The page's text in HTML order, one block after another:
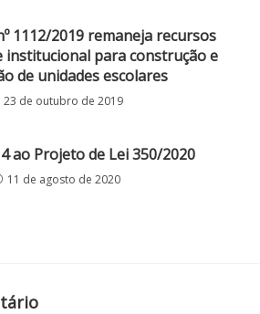
1112/2019 remaneja recursos
institucional para construção e
de unidades escolares
23 de outubro de 2019
ao Projeto de Lei 350/2020
11 de agosto de 2020